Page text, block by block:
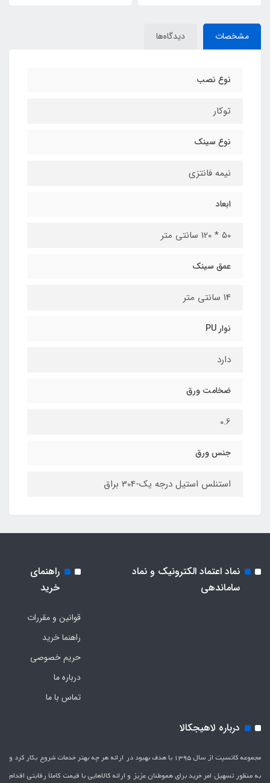
مشخصات دیدگاه‌ها
نوع نصب
توکار
نوع سینک
نیمه فانتزی
ابعاد
50 * 120 سانتی متر
عمق سینک
14 سانتی متر
نوار PU
دارد
ضخامت ورق
0.6
جنس ورق
استنلس استیل درجه یک-304 براق
نماد اعتماد الکترونیک و نماد
ساماندهی
راهنمای
خرید
قوانین و مقررات
راهنما خرید
حریم خصوصی
درباره ما
تماس با ما
درباره لاهیجکالا
مجموعه کانسپت از سال 1395 با هدف بهبود در ارائه هر چه بهتر خدمات شروع بکار کرد و
به منظور تسهیل امر خرید برای هموطنان عزیز و ارائه کالاهایی با قیمت کاملاَ رقابتی اقدام